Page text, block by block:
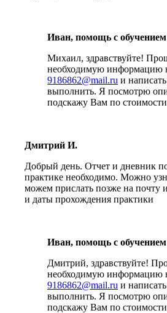
Иван, помощь с обучением
Михаил, здравствуйте!
необходимую информацию
9186862@mail.ru и
выполнить. Я посмотрю
подскажу Вам по
Дмитрий И.
Добрый день. Отчет и дневник
практике необходимо. Можно
можем прислать позже на почту
и даты прохождения практики
Иван, помощь с обучением
Дмитрий, здравствуйте!
необходимую информацию
9186862@mail.ru и
выполнить. Я посмотрю
подскажу Вам по